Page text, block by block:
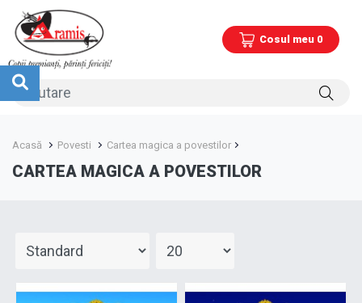
Cosul meu 0
Acasă Povesti Cartea magica a povestilor
CARTEA MAGICA A POVESTILOR